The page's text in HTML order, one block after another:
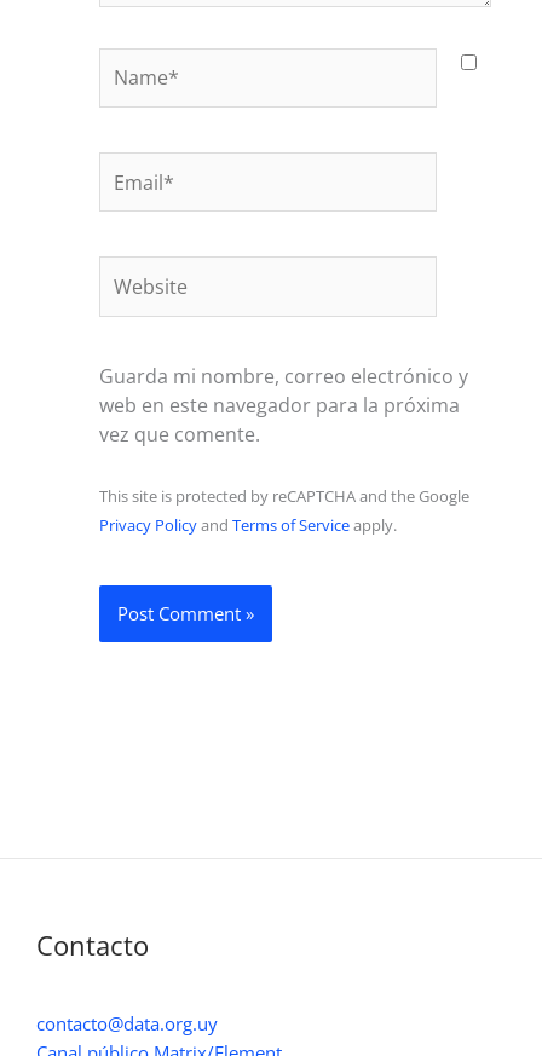
Guarda mi nombre, correo electrónico y
web en este navegador para la próxima
vez que comente.
This site is protected by reCAPTCHA and the Google
Privacy Policyand Terms of Serviceapply.
Contacto
contacto@data.org.uy